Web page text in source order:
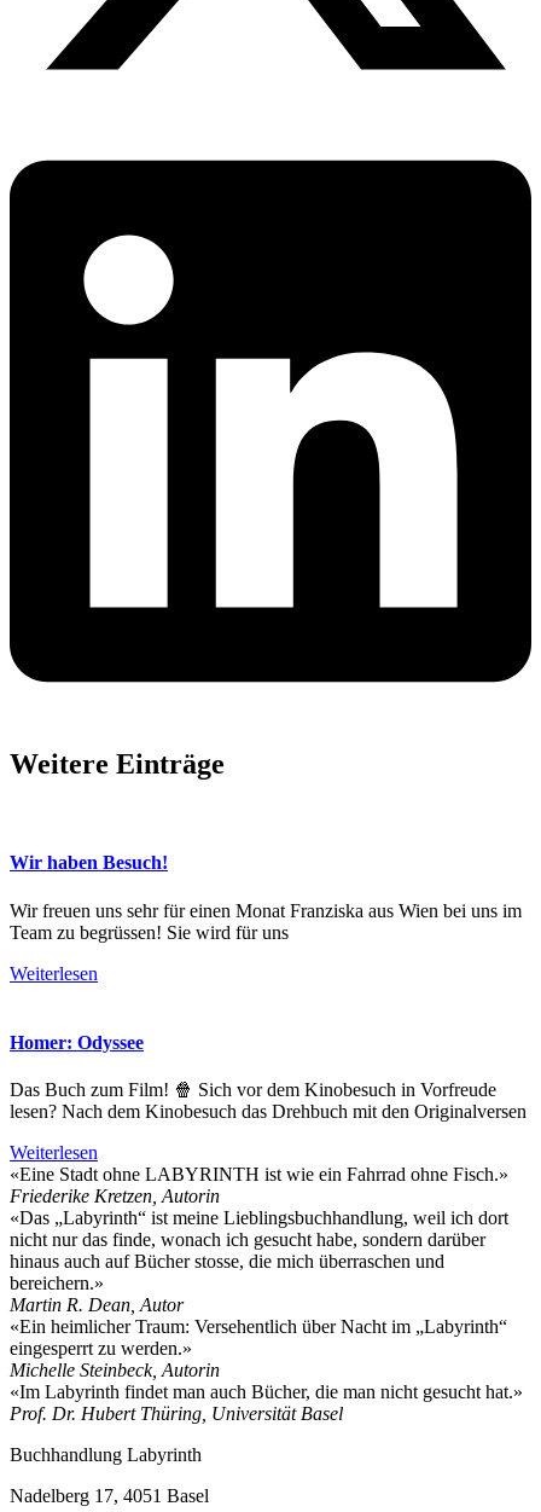
Weitere Einträge
Wir haben Besuch!
Wir freuen uns sehr für einen Monat Franziska aus Wien bei uns im
Team zu begrüssen! Sie wird für uns
Weiterlesen
Homer: Odyssee
Das Buch zum Film! 🍿 Sich vor dem Kinobesuch in Vorfreude
lesen? Nach dem Kinobesuch das Drehbuch mit den Originalversen
Weiterlesen
«Eine Stadt ohne LABYRINTH ist wie ein Fahrrad ohne Fisch.»
Friederike Kretzen, Autorin
«Das „Labyrinth“ ist meine Lieblingsbuchhandlung, weil ich dort
nicht nur das finde, wonach ich gesucht habe, sondern darüber
hinaus auch auf Bücher stosse, die mich überraschen und
bereichern.»
Martin R. Dean, Autor
«Ein heimlicher Traum: Versehentlich über Nacht im „Labyrinth“
eingesperrt zu werden.»
Michelle Steinbeck, Autorin
«Im Labyrinth findet man auch Bücher, die man nicht gesucht hat.»
Prof. Dr. Hubert Thüring, Universität Basel
Buchhandlung Labyrinth
Nadelberg 17, 4051 Basel